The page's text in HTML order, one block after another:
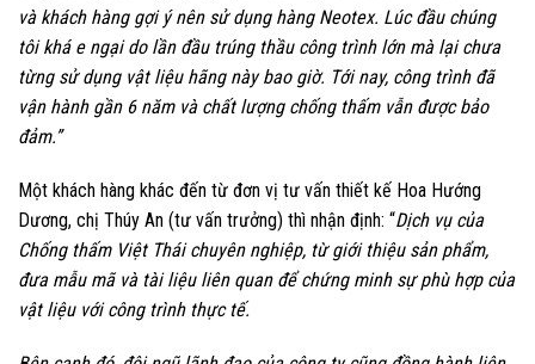
và khách hàng gợi ý nên sử dụng hàng Neotex. Lúc đầu chúng
tôi khá e ngại do lần đầu trúng thầu công trình lớn mà lại chưa
từng sử dụng vật liệu hãng này bao giờ. Tới nay, công trình đã
vận hành gần 6 năm và chất lượng chống thấm vẫn được bảo
đảm.”
Một khách hàng khác đến từ đơn vị tư vấn thiết kế Hoa Hướng
Dương, chị Thúy An (tư vấn trưởng) thì nhận định: “Dịch vụ của
Chống thấm Việt Thái chuyên nghiệp, từ giới thiệu sản phẩm,
đưa mẫu mã và tài liệu liên quan để chứng minh sự phù hợp của
vật liệu với công trình thực tế.